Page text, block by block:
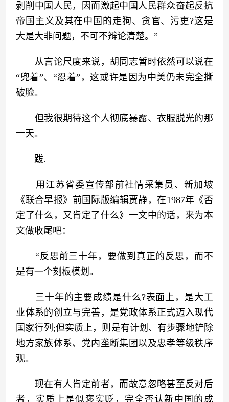
剥削中国人民，因而激起中国人民群众奋起反抗
帝国主义及其在中国的走狗、贪官、污吏?这是
大是大非问题，不可不辩论清楚。”
从言论尺度来说，胡同志暂时依然可以说在
“兜着”、“忍着”，这或许是因为中美仍未完全撕
破脸。
但我很期待这个人彻底暴露、衣服脱光的那
一天。
跋.
用江苏省委宣传部前社情采集员、新加坡
《联合早报》前国际版编辑贾静，在1987年《否
定了什么，又肯定了什么》一文中的话，来为本
文做收尾吧：
“反思前三十年，要做到真正的反思，而不
是有一个刻板模划。
三十年的主要成绩是什么?表面上，是大工
业体系的创立与完善，是党政体系正式迈入现代
国家行列;但实质上，则是有计划、有步骤地铲除
地方家族体系、党内垄断集团以及忠孝等级秩序
观。
现在有人肯定前者，而故意忽略甚至反对后
者，实质上是似褒实贬，完全否认新中国的成